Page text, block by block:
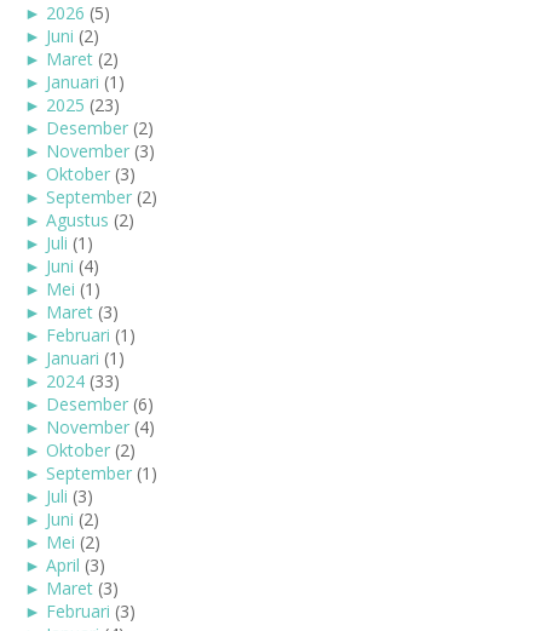
► 2026 (5)
► Juni (2)
► Maret (2)
► Januari (1)
► 2025 (23)
► Desember (2)
► November (3)
► Oktober (3)
► September (2)
► Agustus (2)
► Juli (1)
► Juni (4)
► Mei (1)
► Maret (3)
► Februari (1)
► Januari (1)
► 2024 (33)
► Desember (6)
► November (4)
► Oktober (2)
► September (1)
► Juli (3)
► Juni (2)
► Mei (2)
► April (3)
► Maret (3)
► Februari (3)